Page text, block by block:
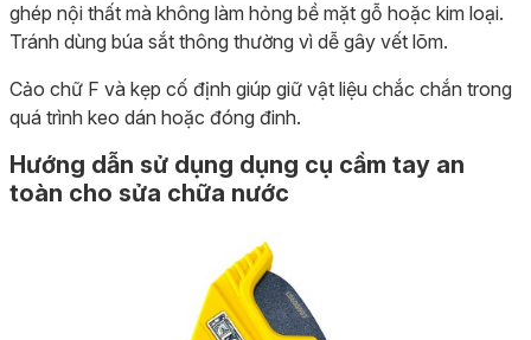
ghép nội thất mà không làm hỏng bề mặt gỗ hoặc kim loại.
Tránh dùng búa sắt thông thường vì dễ gây vết lõm.
Cảo chữ F và kẹp cố định giúp giữ vật liệu chắc chắn trong
quá trình keo dán hoặc đóng đinh.
Hướng dẫn sử dụng dụng cụ cầm tay an
toàn cho sửa chữa nước